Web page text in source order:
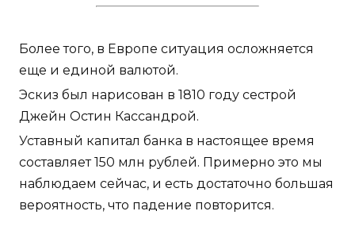
Более того, в Европе ситуация осложняется
еще и единой валютой.
Эскиз был нарисован в 1810 году сестрой
Джейн Остин Кассандрой.
Уставный капитал банка в настоящее время
составляет 150 млн рублей. Примерно это мы
наблюдаем сейчас, и есть достаточно большая
вероятность, что падение повторится.